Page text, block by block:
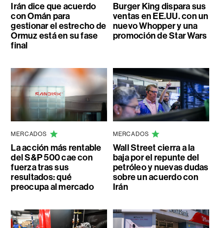
Irán dice que acuerdo
con Omán para
gestionar el estrecho de
Ormuz está en su fase
final
Burger King dispara sus
ventas en EE.UU. con un
nuevo Whopper y una
promoción de Star Wars
MERCADOS
La acción más rentable
del S&P 500 cae con
fuerza tras sus
resultados: qué
preocupa al mercado
MERCADOS
Wall Street cierra a la
baja por el repunte del
petróleo y nuevas dudas
sobre un acuerdo con
Irán